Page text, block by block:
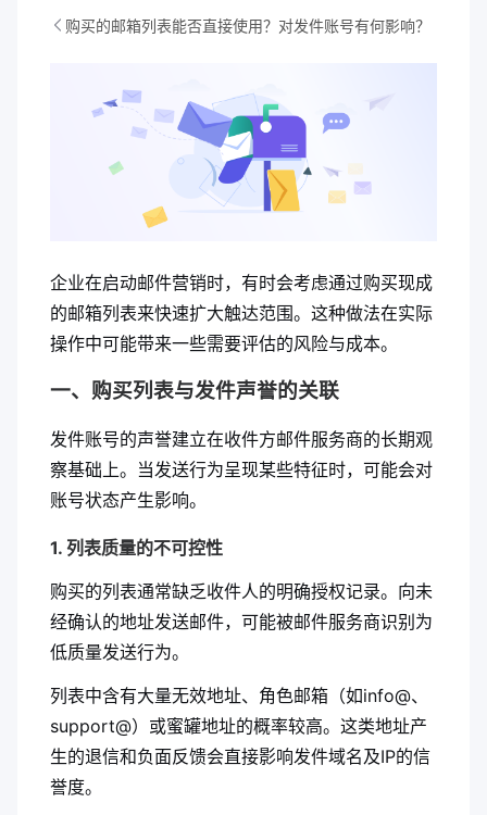
购买的邮箱列表能否直接使用？对发件账号有何影响？
企业在启动邮件营销时，有时会考虑通过购买现成
的邮箱列表来快速扩大触达范围。这种做法在实际
操作中可能带来一些需要评估的风险与成本。
一、购买列表与发件声誉的关联
发件账号的声誉建立在收件方邮件服务商的长期观
察基础上。当发送行为呈现某些特征时，可能会对
账号状态产生影响。
1. 列表质量的不可控性
购买的列表通常缺乏收件人的明确授权记录。向未
经确认的地址发送邮件，可能被邮件服务商识别为
低质量发送行为。
列表中含有大量无效地址、角色邮箱（如info@、
support@）或蜜罐地址的概率较高。这类地址产
生的退信和负面反馈会直接影响发件域名及IP的信
誉度。